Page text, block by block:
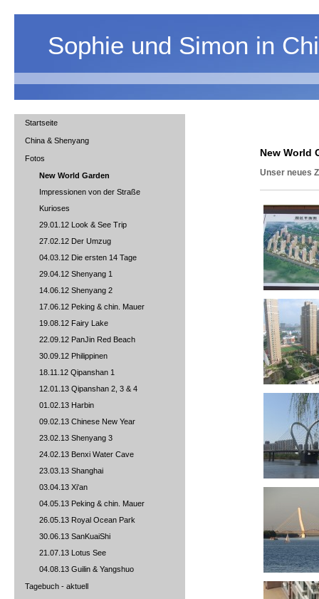
Sophie und Simon in
New World
Unser neues
Startseite
China & Shenyang
Fotos
New World Garden
Impressionen von der Straße
Kurioses
29.01.12 Look & See Trip
27.02.12 Der Umzug
04.03.12 Die ersten 14 Tage
29.04.12 Shenyang 1
14.06.12 Shenyang 2
17.06.12 Peking & chin. Mauer
19.08.12 Fairy Lake
22.09.12 PanJin Red Beach
30.09.12 Philippinen
18.11.12 Qipanshan 1
12.01.13 Qipanshan 2, 3 & 4
01.02.13 Harbin
09.02.13 Chinese New Year
23.02.13 Shenyang 3
24.02.13 Benxi Water Cave
23.03.13 Shanghai
03.04.13 Xi'an
04.05.13 Peking & chin. Mauer
26.05.13 Royal Ocean Park
30.06.13 SanKuaiShi
21.07.13 Lotus See
04.08.13 Guilin & Yangshuo
Tagebuch - aktuell